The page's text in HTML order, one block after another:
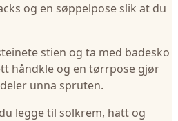
og en søppelpose slik at du
stien og ta med badesko
håndkle og en tørrpose gjør
unna spruten.
legge til solkrem, hatt og